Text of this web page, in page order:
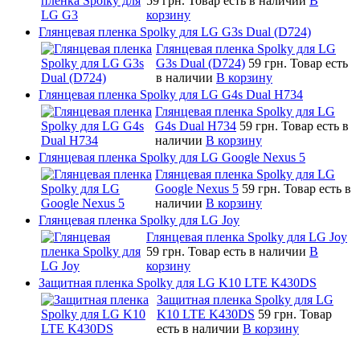
корзину
Глянцевая пленка Spolky для LG G3s Dual (D724)
Глянцевая пленка Spolky для LG
G3s Dual (D724) 59 грн. Товар есть
в наличии В корзину
Глянцевая пленка Spolky для LG G4s Dual H734
Глянцевая пленка Spolky для LG
G4s Dual H734 59 грн. Товар есть в
наличии В корзину
Глянцевая пленка Spolky для LG Google Nexus 5
Глянцевая пленка Spolky для LG
Google Nexus 5 59 грн. Товар есть в
наличии В корзину
Глянцевая пленка Spolky для LG Joy
Глянцевая пленка Spolky для LG Joy
59 грн. Товар есть в наличии В
корзину
Защитная пленка Spolky для LG K10 LTE K430DS
Защитная пленка Spolky для LG
K10 LTE K430DS 59 грн. Товар
есть в наличии В корзину